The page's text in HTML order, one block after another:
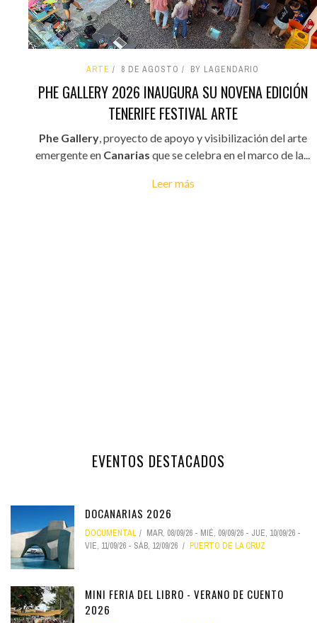
ARTE 8 DE AGOSTO BY LAGENDARIO
PHE GALLERY 2026 INAUGURA SU NOVENA EDICIÓN
TENERIFE FESTIVAL ARTE
Phe Gallery, proyecto de apoyo y visibilización del arte
emergente en Canarias que se celebra en el marco de la...
Leer más
EVENTOS DESTACADOS
DOCANARIAS 2026
DOCUMENTAL MAR, 08/09/26 - MIÉ, 09/09/26 - JUE, 10/09/26 -
VIE, 11/09/26 - SÁB, 12/09/26 PUERTO DE LA CRUZ
MINI FERIA DEL LIBRO - VERANO DE CUENTO
2026